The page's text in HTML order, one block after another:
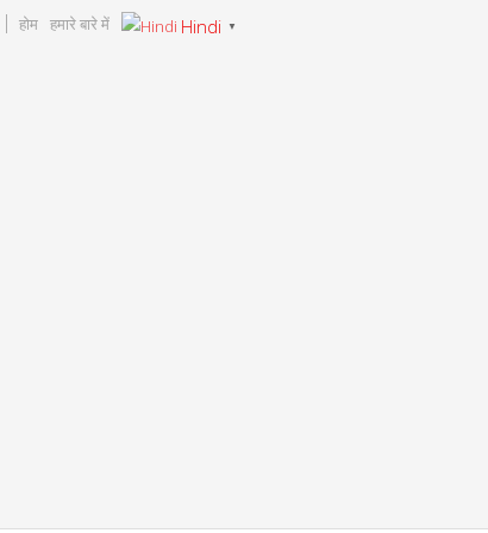
होम हमारे बारे में Hindi ▼